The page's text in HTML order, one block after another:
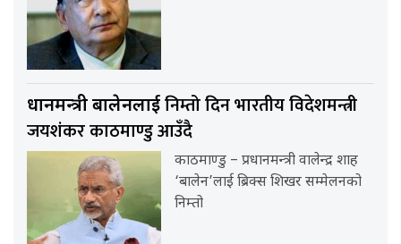
प्रधानमन्त्री बालेनलाईनिम्तो दिन भारतीय विदेशमन्त्री
जयशंकर काठमाण्डु आउँदै
काठमाण्डु – प्रधानमन्त्री वालेन्द्र शाह
‘बालेन’लाई ब्रिक्स शिखर सम्मेलनको
निम्तो